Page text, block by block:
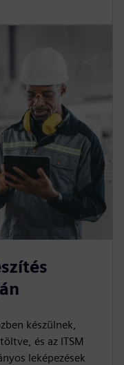
készülnek,
és az ITSM
leképezések